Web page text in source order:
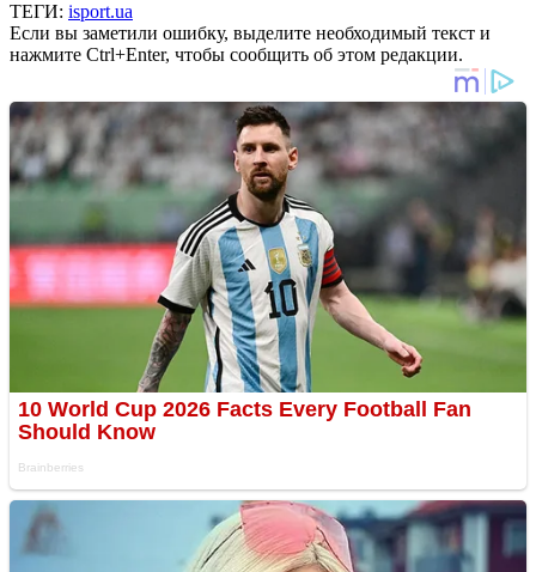
ТЕГИ: isport.ua
Если вы заметили ошибку, выделите необходимый текст и
нажмите Ctrl+Enter, чтобы сообщить об этом редакции.